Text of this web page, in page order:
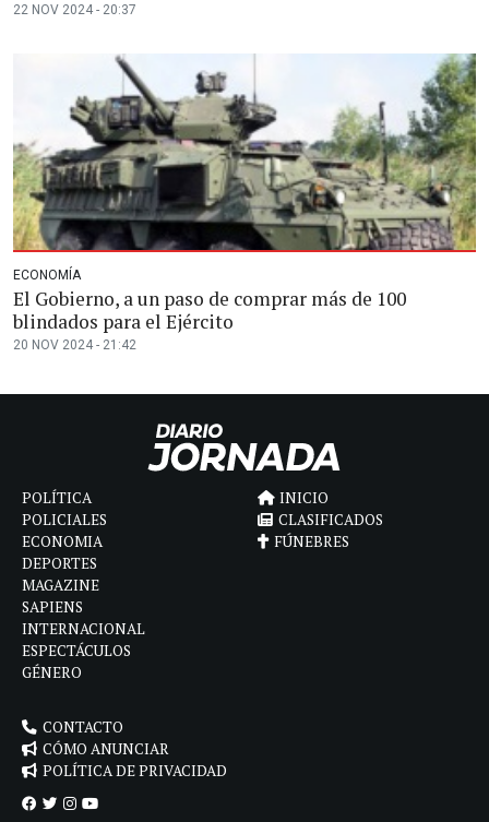
22 NOV 2024 - 20:37
ECONOMÍA
El Gobierno, a un paso de comprar más de 100
blindados para el Ejército
20 NOV 2024 - 21:42
POLÍTICA
POLICIALES
ECONOMIA
DEPORTES
MAGAZINE
SAPIENS
INTERNACIONAL
ESPECTÁCULOS
GÉNERO
INICIO
CLASIFICADOS
FÚNEBRES
CONTACTO
CÓMO ANUNCIAR
POLÍTICA DE PRIVACIDAD